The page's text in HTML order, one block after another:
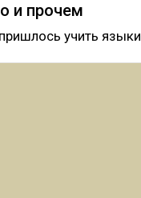
и прочем
учить